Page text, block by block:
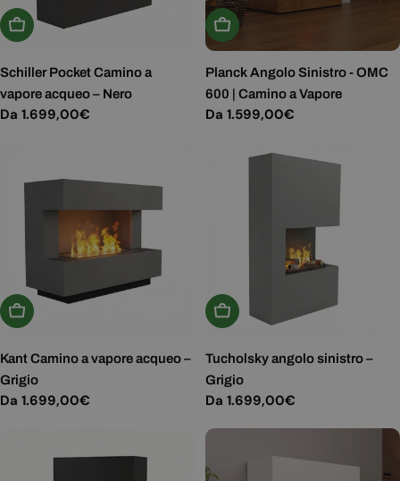
Scegli Le Opzioni
Schiller Pocket Camino a
vapore acqueo – Nero
Prezzo
Da 1.699,00€
Scegli Le Opzioni
Planck Angolo Sinistro - OMC
600 | Camino a Vapore
Prezzo
Da 1.599,00€
Scegli Le Opzioni
Kant Camino a vapore acqueo –
Grigio
Prezzo
Da 1.699,00€
Scegli Le Opzioni
Tucholsky angolo sinistro –
Grigio
Prezzo
Da 1.699,00€